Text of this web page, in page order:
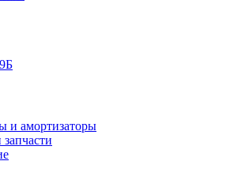
и амортизаторы